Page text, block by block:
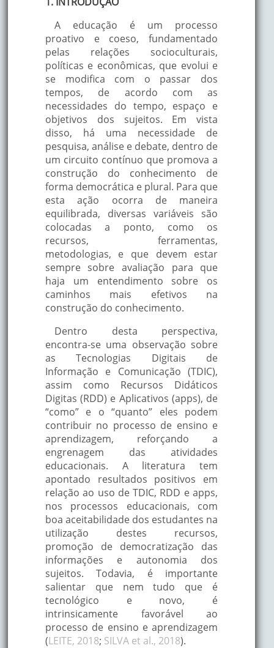
A educação é um processo
proativo e coeso, fundamentado
pelas relações socioculturais,
políticas e econômicas, que evolui e
se modifica com o passar dos
tempos, de acordo com as
necessidades do tempo, espaço e
objetivos dos sujeitos. Em vista
disso, há uma necessidade de
pesquisa, análise e debate, dentro de
um circuito contínuo que promova a
construção do conhecimento de
forma democrática e plural. Para que
esta ação ocorra de maneira
equilibrada, diversas variáveis são
colocadas a ponto, como os
recursos, ferramentas,
metodologias, e que devem estar
sempre sobre avaliação para que
haja um entendimento sobre os
caminhos mais efetivos na
construção do conhecimento.
Dentro desta perspectiva,
encontra-se uma observação sobre
as Tecnologias Digitais de
Informação e Comunicação (TDIC),
assim como Recursos Didáticos
Digitas (RDD) e Aplicativos (apps), de
“como” e o “quanto” eles podem
contribuir no processo de ensino e
aprendizagem, reforçando a
engrenagem das atividades
educacionais. A literatura tem
apontado resultados positivos em
relação ao uso de TDIC, RDD e apps,
nos processos educacionais, com
boa aceitabilidade dos estudantes na
utilização destes recursos,
promoção de democratização das
informações e autonomia dos
sujeitos. Todavia, é importante
salientar que nem tudo que é
tecnológico e novo, é
intrinsicamente favorável ao
processo de ensino e aprendizagem
(LEITE, 2018; SILVA et al., 2018).